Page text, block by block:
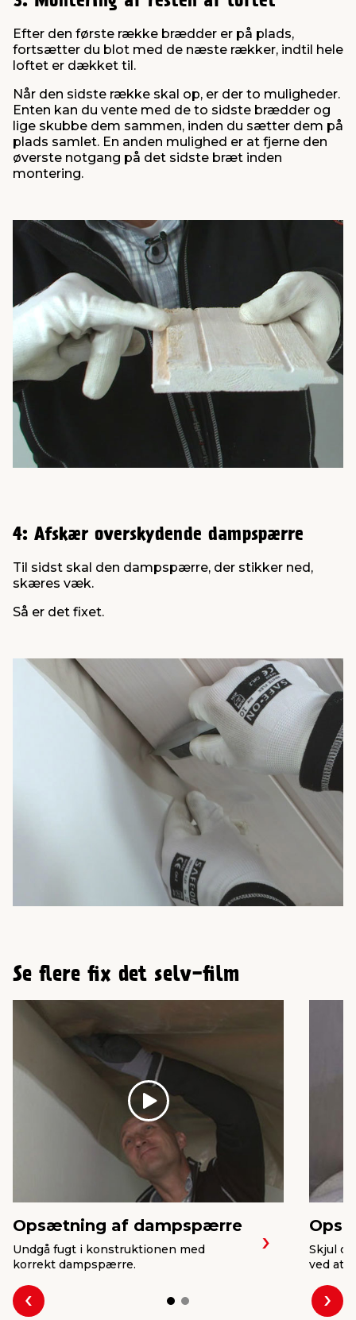
Efter den første række brædder er på plads,
fortsætter du blot med de næste rækker, indtil hele
loftet er dækket til.
Når den sidste række skal op, er der to muligheder.
Enten kan du vente med de to sidste brædder og
lige skubbe dem sammen, inden du sætter dem på
plads samlet. En anden mulighed er at fjerne den
øverste notgang på det sidste bræt inden
montering.
4: Afskær overskydende dampspærre
Til sidst skal den dampspærre, der stikker ned,
skæres væk.
Så er det fixet.
Se flere fix det selv-film
Play
Opsætning af dampspærre
Undgå fugt i konstruktionen med
korrekt dampspærre.
Skjul
ved at
Forrige